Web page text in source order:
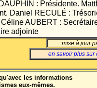
: Présidente.
Daniel RECULÉ :
AUBERT :
adjointe
mise à jour
en savoir plus sur
les informations
eux-mêmes.